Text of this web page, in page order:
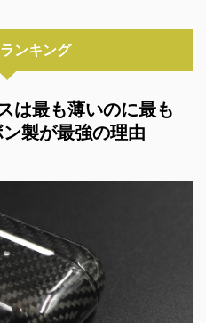
ンキング
は最も薄いのに最も
製が最強の理由